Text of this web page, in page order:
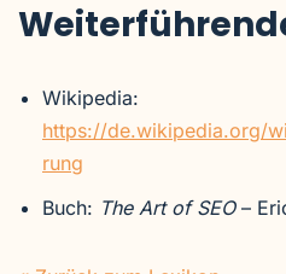
Wikipedia:
https://de.wikipedia.org/
rung
Buch: The Art of SEO–